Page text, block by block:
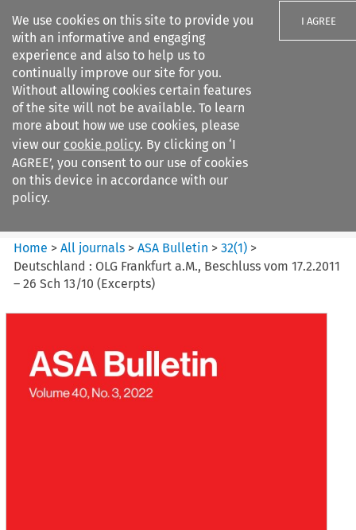
We use cookies on this site to provide you
with an informative and engaging
experience and also to help us to
continually improve our site for you.
Without allowing cookies certain features
of the site will not be available. To learn
more about how we use cookies, please
view our cookie policy. By clicking on ‘I
AGREE’, you consent to our use of cookies
on this device in accordance with our
policy.
I AGREE
Search filters
ASA Bulletin
Home >All journals >ASA Bulletin >32(1) >
Deutschland : OLG Frankfurt a.M., Beschluss vom 17.2.2011
– 26 Sch 13/10 (Excerpts)